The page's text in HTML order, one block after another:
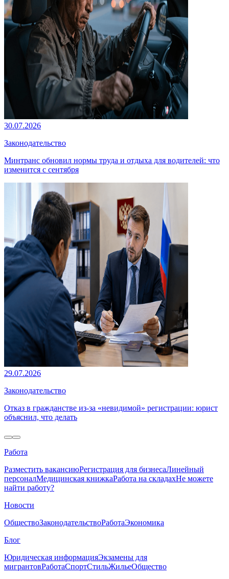
30.07.2026
Законодательство
Минтранс обновил нормы труда и отдыха для водителей: что
изменится с сентября
29.07.2026
Законодательство
Отказ в гражданстве из-за «невидимой» регистрации: юрист
объяснил, что делать
Работа
Разместить вакансиюРегистрация для бизнесаЛинейный
персоналМедицинская книжкаРабота на складахНе можете
найти работу?
Новости
ОбществоЗаконодательствоРаботаЭкономика
Блог
Юридическая информацияЭкзамены для
мигрантовРаботаСпортСтильЖильеОбщество